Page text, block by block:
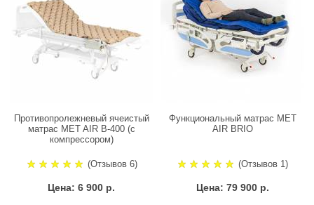
Противопролежневый ячеистый
матрас MET AIR B-400 (с
компрессором)
(Отзывов 6)
Цена: 6 900 р.
Функциональный матрас MET
AIR BRIO
(Отзывов 1)
Цена: 79 900 р.